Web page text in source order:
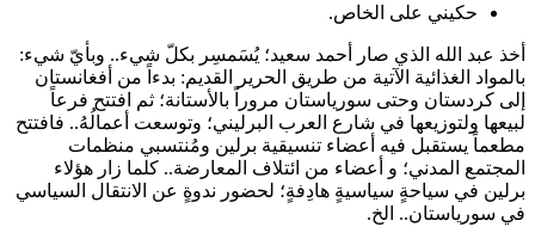
حكيني على الخاص.
أخذ عبد الله الذي صار أحمد سعيد؛ يُسَمسِر بكلّ شيء.. وبأيّ شيء:
بالمواد الغذائية الآتية من طريق الحرير القديم: بدءاً من أفغانستان
إلى كردستان وحتى سورياستان مروراً بالأستانة؛ ثم افتتح فرعاً
لبيعها ولتوزيعها في شارع العرب البرليني؛ وتوسعت أعمالُهُ.. فافتتح
مطعماً يستقبل فيه أعضاء تنسيقية برلين ومُنتسبي منظمات
المجتمع المدني؛ و أعضاء من ائتلاف المعارضة.. كلما زار هؤلاء
برلين في سياحةٍ سياسيةٍ هادِفةٍ؛ لحضور ندوةٍ عن الانتقال السياسي
في سورياستان.. الخ.